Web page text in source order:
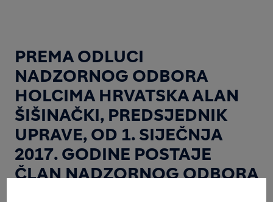
PREMA ODLUCI
NADZORNOG ODBORA
HOLCIMA HRVATSKA ALAN
ŠIŠINAČKI, PREDSJEDNIK
UPRAVE, OD 1. SIJEČNJA
2017. GODINE POSTAJE
ČLAN NADZORNOG ODBORA